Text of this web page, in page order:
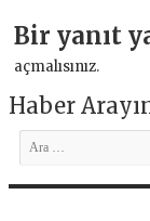
Bir yanıt
açmalısınız.
Haber